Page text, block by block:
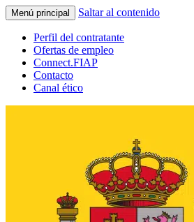
Menú principal Saltar al contenido
Perfil del contratante
Ofertas de empleo
Connect.FIAP
Contacto
Canal ético